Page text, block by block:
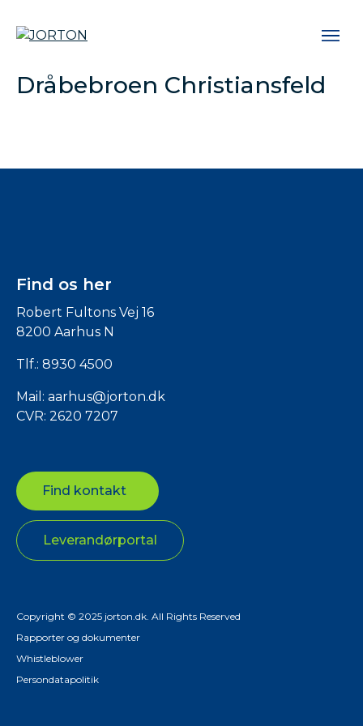
Dråbebroen Christiansfeld
Find os her
Robert Fultons Vej 16
8200 Aarhus N
Tlf.: 8930 4500
Mail: aarhus@jorton.dk
CVR: 2620 7207
Find kontakt
Leverandørportal
Copyright © 2025 jorton.dk. All Rights Reserved
Rapporter og dokumenter
Whistleblower
Persondatapolitik